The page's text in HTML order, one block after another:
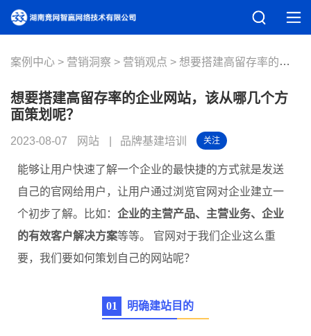
案例中心 营销洞察 营销观点 想要搭建高留存率的企业网站，该从哪几个方面策划呢？
想要搭建高留存率的企业网站，该从哪几个方
面策划呢？
2023-08-07 网站 品牌基建培训 关注
能够让用户快速了解一个企业的最快捷的方式就是发送
自己的官网给用户，让用户通过浏览官网对企业建立一
个初步了解。比如： 企业的主营产品、主营业务、企业
的有效客户解决方案等等。 官网对于我们企业这么重
要，我们要如何策划自己的网站呢？
01 明确建站目的